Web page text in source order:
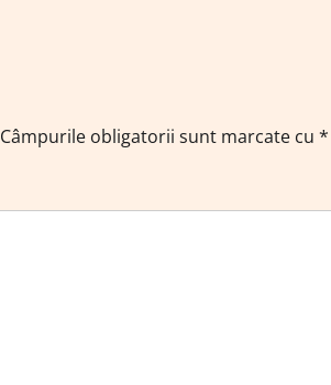
Câmpurile obligatorii sunt marcate cu *